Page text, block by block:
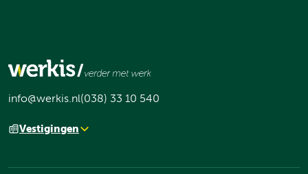
info@werkis.nl(038) 33 10 540
Vestigingen